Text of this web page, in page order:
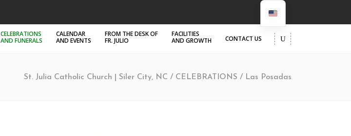
CELEBRATIONS
AND FUNERALS
CALENDAR
AND EVENTS
FROM THE DESK OF
FR. JULIO
FACILITIES
AND GROWTH
CONTACT US
St. Julia Catholic Church | Siler City, NC / CELEBRATIONS / Las Posadas